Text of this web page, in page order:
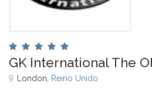
GK International The
London, Reino Unido